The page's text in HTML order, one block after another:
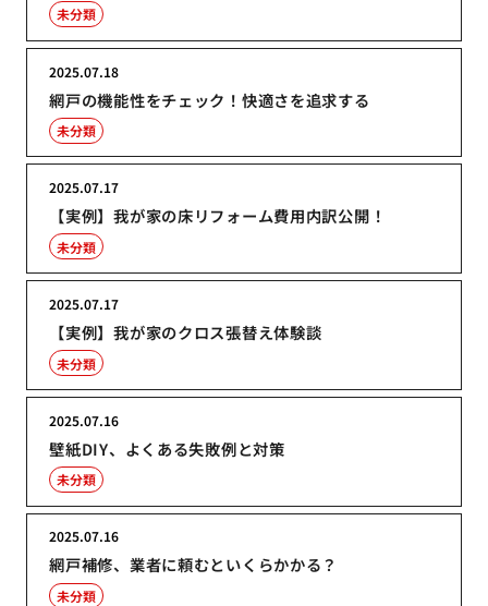
未分類
網戸の機能性をチェック！快適さを追求する
2025.07.18
未分類
【実例】我が家の床リフォーム費用内訳公開！
2025.07.17
未分類
【実例】我が家のクロス張替え体験談
2025.07.17
未分類
壁紙DIY、よくある失敗例と対策
2025.07.16
未分類
網戸補修、業者に頼むといくらかかる？
2025.07.16
未分類